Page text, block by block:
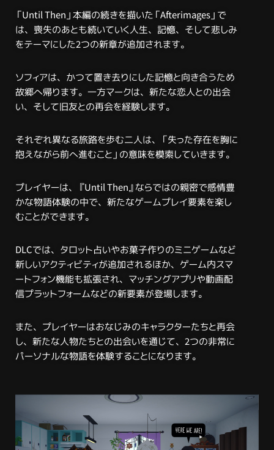
「Until Then」本編の続きを描いた「Afterimages」で
は、喪失のあとも続いていく人生、記憶、そして悲しみ
をテーマにした2つの新章が追加されます。
ソフィアは、かつて置き去りにした記憶と向き合うため
故郷へ帰ります。一方マークは、新たな恋人との出会
い、そして旧友との再会を経験します。
それぞれ異なる旅路を歩む二人は、「失った存在を胸に
抱えながら前へ進むこと」の意味を模索していきます。
プレイヤーは、『Until Then』ならではの親密で感情豊
かな物語体験の中で、新たなゲームプレイ要素を楽し
むことができます。
DLCでは、タロット占いやお菓子作りのミニゲームなど
新しいアクティビティが追加されるほか、ゲーム内スマ
ートフォン機能も拡張され、マッチングアプリや動画配
信プラットフォームなどの新要素が登場します。
また、プレイヤーはおなじみのキャラクターたちと再会
し、新たな人物たちとの出会いを通じて、2つの非常に
パーソナルな物語を体験することになります。